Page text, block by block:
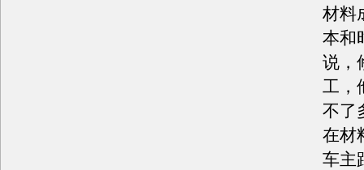
材料
本和
说，
工，
不了
在材
车主